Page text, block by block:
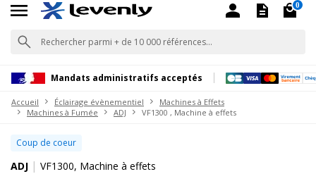
0
Mandats administratifs acceptés
Accueil Éclairage évènementiel
Machines à Effets
Machines à Fumée
ADJ VF1300 , Machine à effets
Coup de coeur
ADJ | VF1300, Machine à effets